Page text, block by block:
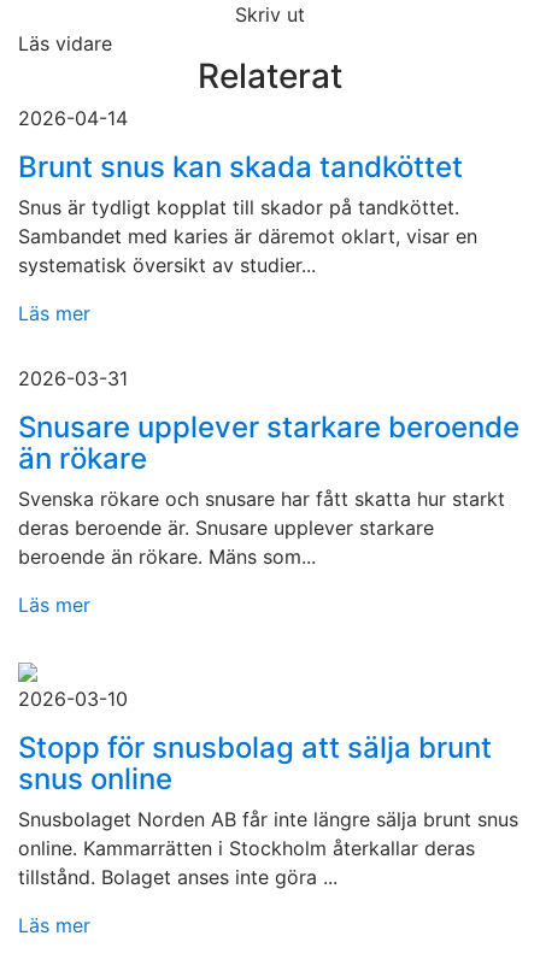
Skriv ut
Läs vidare
Relaterat
2026-04-14
Brunt snus kan skada tandköttet
Snus är tydligt kopplat till skador på tandköttet.
Sambandet med karies är däremot oklart, visar en
systematisk översikt av studier...
Läs mer
2026-03-31
Snusare upplever starkare beroende
än rökare
Svenska rökare och snusare har fått skatta hur starkt
deras beroende är. Snusare upplever starkare
beroende än rökare. Mäns som...
Läs mer
2026-03-10
Stopp för snusbolag att sälja brunt
snus online
Snusbolaget Norden AB får inte längre sälja brunt snus
online. Kammarrätten i Stockholm återkallar deras
tillstånd. Bolaget anses inte göra ...
Läs mer